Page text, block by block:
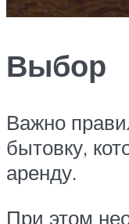
Выбор
Важно
бытовку,
аренду.
При этом